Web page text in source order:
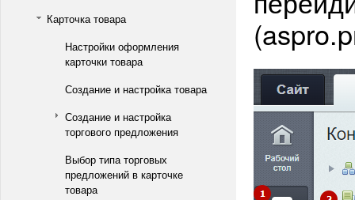
Карточка товара
Настройки оформления
карточки товара
Создание и настройка товара
Создание и настройка
торгового предложения
Выбор типа торговых
предложений в карточке
товара